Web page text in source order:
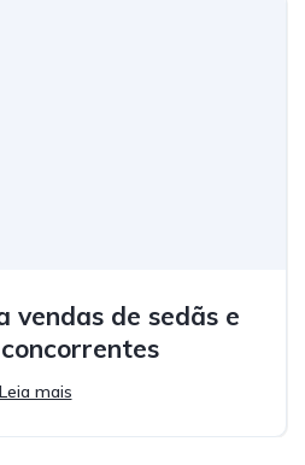
vendas de sedãs e
Leia mais